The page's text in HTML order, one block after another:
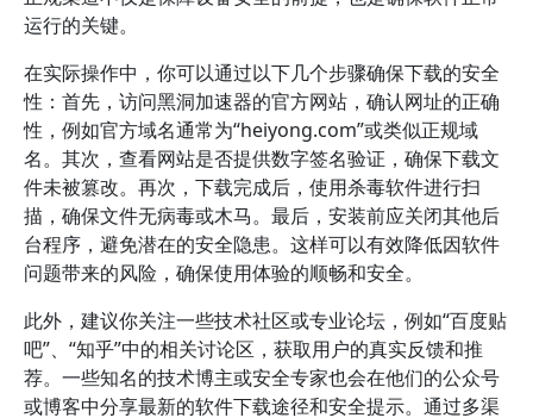
运行的关键。
在实际操作中，你可以通过以下几个步骤确保下载的安全
性：首先，访问黑洞加速器的官方网站，确认网址的正确
性，例如官方域名通常为“heiyong.com”或类似正规域
名。其次，查看网站是否提供数字签名验证，确保下载文
件未被篡改。再次，下载完成后，使用杀毒软件进行扫
描，确保文件无病毒或木马。最后，安装前应关闭其他后
台程序，避免潜在的安全隐患。这样可以有效降低因软件
问题带来的风险，确保使用体验的顺畅和安全。
此外，建议你关注一些技术社区或专业论坛，例如“百度贴
吧”、“知乎”中的相关讨论区，获取用户的真实反馈和推
荐。一些知名的技术博主或安全专家也会在他们的公众号
或博客中分享最新的软件下载途径和安全提示。通过多渠